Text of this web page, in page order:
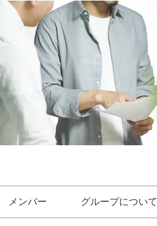
メンバー グループについて